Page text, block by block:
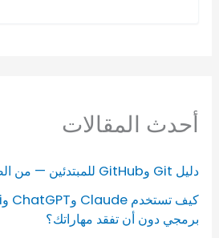
أحدث المقالات
دليل Git وGitHub للمبتدئين — من الصفر حتى أول مشروع
برمجي دون أن تفقد مهاراتك؟